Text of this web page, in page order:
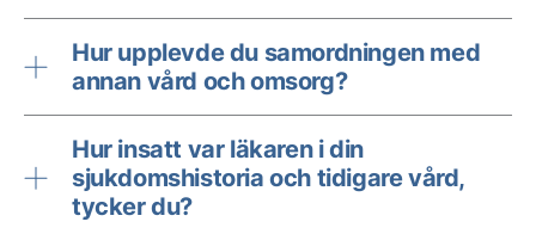
Hur upplevde du samordningen med
annan vård och omsorg?
Hur insatt var läkaren i din
sjukdomshistoria och tidigare vård,
tycker du?